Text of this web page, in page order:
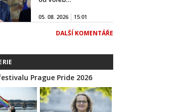
05. 08. 2026 15:01
DALŠÍ KOMENTÁŘE
Prague Pride 2026